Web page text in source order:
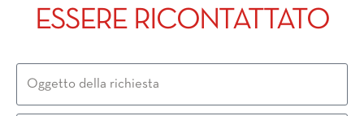
ESSERE RICONTATTATO